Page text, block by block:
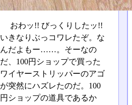
おわッ!! びっくりしたッ!!
いきなりぶっコワレたぞ。な
んだよもー……。そーなの
だ、100円ショップで買った
ワイヤーストリッパーのアゴ
が突然にハズレたのだ。100
円ショップの道具であるか